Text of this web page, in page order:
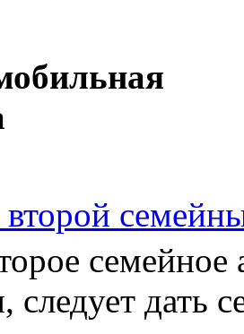
семейное
следует дать